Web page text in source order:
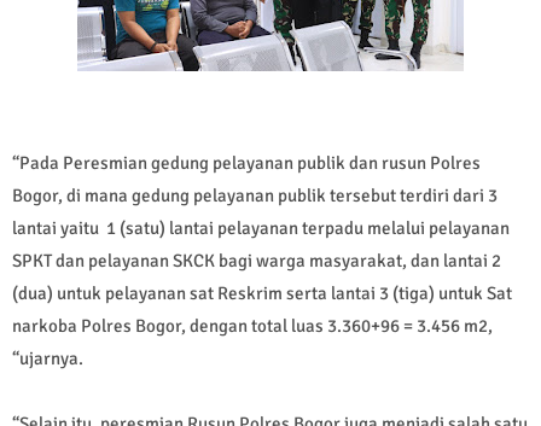
“Pada Peresmian gedung pelayanan publik dan rusun Polres
Bogor, di mana gedung pelayanan publik tersebut terdiri dari 3
lantai yaitu 1 (satu) lantai pelayanan terpadu melalui pelayanan
SPKT dan pelayanan SKCK bagi warga masyarakat, dan lantai 2
(dua) untuk pelayanan sat Reskrim serta lantai 3 (tiga) untuk Sat
narkoba Polres Bogor, dengan total luas 3.360+96 = 3.456 m2,
“ujarnya.